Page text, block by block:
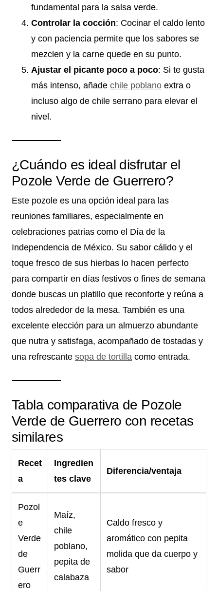
fundamental para la salsa verde.
Controlar la cocción: Cocinar el caldo lento
y con paciencia permite que los sabores se
mezclen y la carne quede en su punto.
Ajustar el picante poco a poco: Si te gusta
más intenso, añade chile poblano extra o
incluso algo de chile serrano para elevar el
nivel.
¿Cuándo es ideal disfrutar el
Pozole Verde de Guerrero?
Este pozole es una opción ideal para las
reuniones familiares, especialmente en
celebraciones patrias como el Día de la
Independencia de México. Su sabor cálido y el
toque fresco de sus hierbas lo hacen perfecto
para compartir en días festivos o fines de semana
donde buscas un platillo que reconforte y reúna a
todos alrededor de la mesa. También es una
excelente elección para un almuerzo abundante
que nutra y satisfaga, acompañado de tostadas y
una refrescante sopa de tortilla como entrada.
Tabla comparativa de Pozole
Verde de Guerrero con recetas
similares
Recet
a
Ingredien
tes clave
Diferencia/ventaja
Pozol
e
Verde
de
Guerr
ero
Maíz,
chile
poblano,
pepita de
calabaza
Caldo fresco y
aromático con pepita
molida que da cuerpo y
sabor